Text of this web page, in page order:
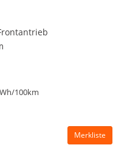
100km
Merkliste